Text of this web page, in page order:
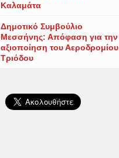
Καλαμάτα
Δημοτικό Συμβούλιο
Μεσσήνης: Απόφαση για την
αξιοποίηση του Αεροδρομίου
Τριόδου